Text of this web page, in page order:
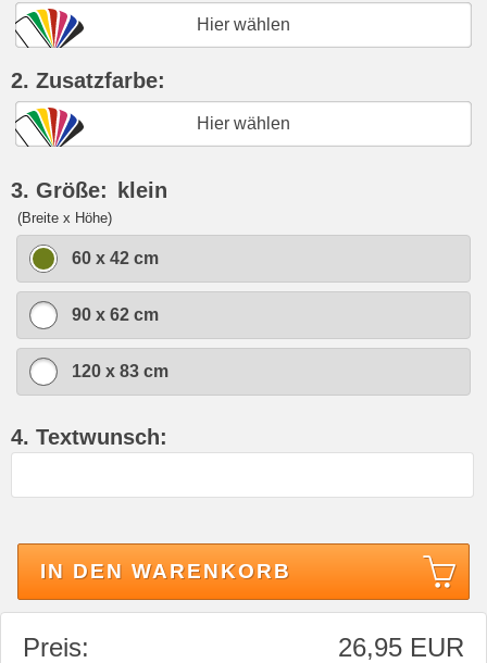
Hier wählen
2. Zusatzfarbe:
Hier wählen
3. Größe: klein
(Breite x Höhe)
60 x 42 cm
90 x 62 cm
120 x 83 cm
4. Textwunsch:
IN DEN WARENKORB
Preis: 26,95 EUR